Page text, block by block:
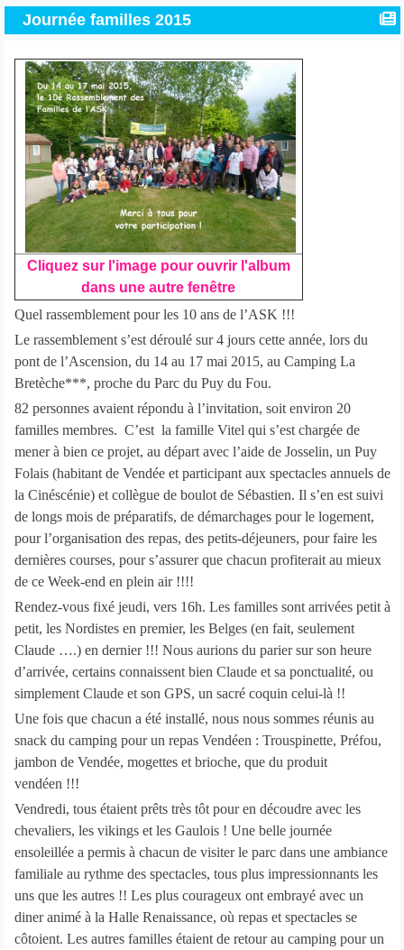
Journée familles 2015
Cliquez sur l'image pour ouvrir l'album
dans une autre fenêtre
Quel rassemblement pour les 10 ans de l’ASK !!!
Le rassemblement s’est déroulé sur 4 jours cette année, lors du
pont de l’Ascension, du 14 au 17 mai 2015, au Camping La
Bretèche***, proche du Parc du Puy du Fou.
82 personnes avaient répondu à l’invitation, soit environ 20
familles membres. C’est la famille Vitel qui s’est chargée de
mener à bien ce projet, au départ avec l’aide de Josselin, un Puy
Folais (habitant de Vendée et participant aux spectacles annuels de
la Cinéscénie) et collègue de boulot de Sébastien. Il s’en est suivi
de longs mois de préparatifs, de démarchages pour le logement,
pour l’organisation des repas, des petits-déjeuners, pour faire les
dernières courses, pour s’assurer que chacun profiterait au mieux
de ce Week-end en plein air !!!!
Rendez-vous fixé jeudi, vers 16h. Les familles sont arrivées petit à
petit, les Nordistes en premier, les Belges (en fait, seulement
Claude ….) en dernier !!! Nous aurions du parier sur son heure
d’arrivée, certains connaissent bien Claude et sa ponctualité, ou
simplement Claude et son GPS, un sacré coquin celui-là !!
Une fois que chacun a été installé, nous nous sommes réunis au
snack du camping pour un repas Vendéen : Trouspinette, Préfou,
jambon de Vendée, mogettes et brioche, que du produit
vendéen !!!
Vendredi, tous étaient prêts très tôt pour en découdre avec les
chevaliers, les vikings et les Gaulois ! Une belle journée
ensoleillée a permis à chacun de visiter le parc dans une ambiance
familiale au rythme des spectacles, tous plus impressionnants les
uns que les autres !! Les plus courageux ont embrayé avec un
diner animé à la Halle Renaissance, où repas et spectacles se
côtoient. Les autres familles étaient de retour au camping pour un